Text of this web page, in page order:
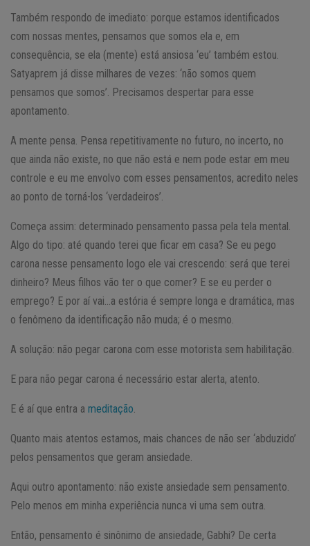
Também respondo de imediato: porque estamos identificados
com nossas mentes, pensamos que somos ela e, em
consequência, se ela (mente) está ansiosa ‘eu’ também estou.
Satyaprem já disse milhares de vezes: ‘não somos quem
pensamos que somos’. Precisamos despertar para esse
apontamento.
A mente pensa. Pensa repetitivamente no futuro, no incerto, no
que ainda não existe, no que não está e nem pode estar em meu
controle e eu me envolvo com esses pensamentos, acredito neles
ao ponto de torná-los ‘verdadeiros’.
Começa assim: determinado pensamento passa pela tela mental.
Algo do tipo: até quando terei que ficar em casa? Se eu pego
carona nesse pensamento logo ele vai crescendo: será que terei
dinheiro? Meus filhos vão ter o que comer? E se eu perder o
emprego? E por aí vai…a estória é sempre longa e dramática, mas
o fenômeno da identificação não muda; é o mesmo.
A solução: não pegar carona com esse motorista sem habilitação.
E para não pegar carona é necessário estar alerta, atento.
E é aí que entra a meditação
Quanto mais atentos estamos, mais chances de não ser ‘abduzido’
pelos pensamentos que geram ansiedade.
Aqui outro apontamento: não existe ansiedade sem pensamento.
Pelo menos em minha experiência nunca vi uma sem outra.
Então, pensamento é sinônimo de ansiedade, Gabhi? De certa